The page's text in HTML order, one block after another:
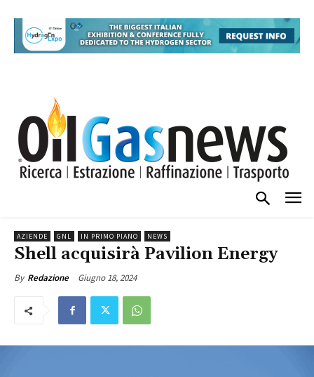
AZIENDE GNL IN PRIMO PIANO NEWS
Shell acquisirà Pavilion Energy
By Redazione Giugno 18, 2024